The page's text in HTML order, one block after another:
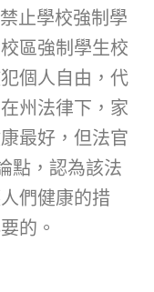
止學校強制學
區強制學生校
個人自由，代
州法律下，家
最好，但法官
點，認為該法
們健康的措
的。